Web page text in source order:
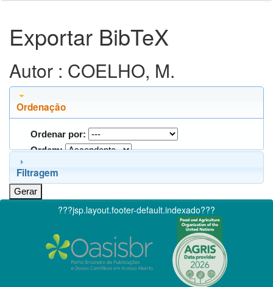
Exportar BibTeX
Autor : COELHO, M.
Ordenação
Ordenar por:
Ordem:
Filtragem
???jsp.layout.footer-default.indexado???